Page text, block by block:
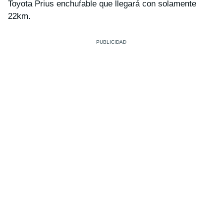
Toyota Prius enchufable que llegará con solamente
22km.